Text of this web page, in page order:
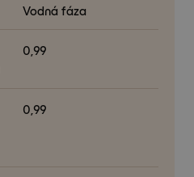
Vodná fáza
0,99
0,99